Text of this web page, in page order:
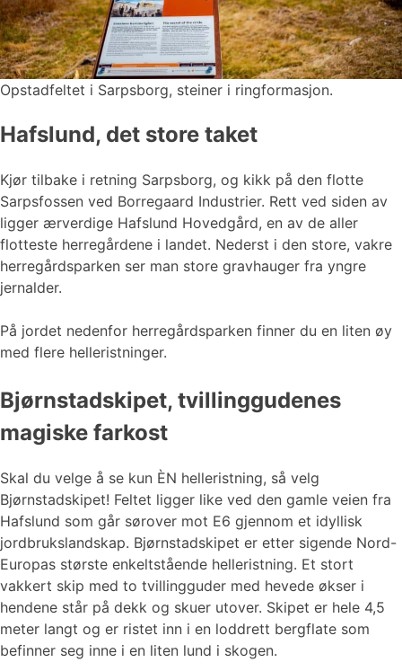
Opstadfeltet i Sarpsborg, steiner i ringformasjon.
Hafslund, det store taket
Kjør tilbake i retning Sarpsborg, og kikk på den flotte
Sarpsfossen ved Borregaard Industrier. Rett ved siden av
ligger ærverdige Hafslund Hovedgård, en av de aller
flotteste herregårdene i landet. Nederst i den store, vakre
herregårdsparken ser man store gravhauger fra yngre
jernalder.
På jordet nedenfor herregårdsparken finner du en liten øy
med flere helleristninger.
Bjørnstadskipet, tvillinggudenes
magiske farkost
Skal du velge å se kun ÈN helleristning, så velg
Bjørnstadskipet! Feltet ligger like ved den gamle veien fra
Hafslund som går sørover mot E6 gjennom et idyllisk
jordbrukslandskap. Bjørnstadskipet er etter sigende Nord-
Europas største enkeltstående helleristning. Et stort
vakkert skip med to tvillingguder med hevede økser i
hendene står på dekk og skuer utover. Skipet er hele 4,5
meter langt og er ristet inn i en loddrett bergflate som
befinner seg inne i en liten lund i skogen.